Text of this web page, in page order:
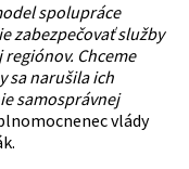
spolupráce
zabezpečovať služby
Chceme
sa narušila ich
samosprávnej
vlády